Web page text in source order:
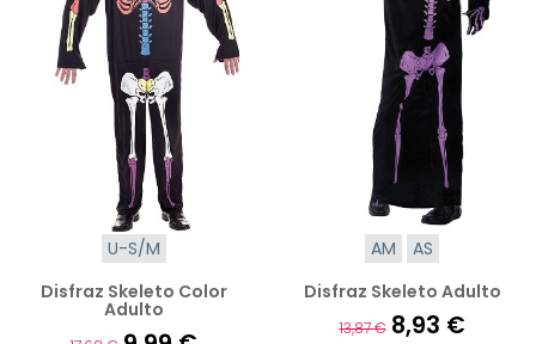
U-S/M
Disfraz Skeleto Color
Adulto
AM
AS
Disfraz Skeleto Adulto
13,87 € 8,93 €